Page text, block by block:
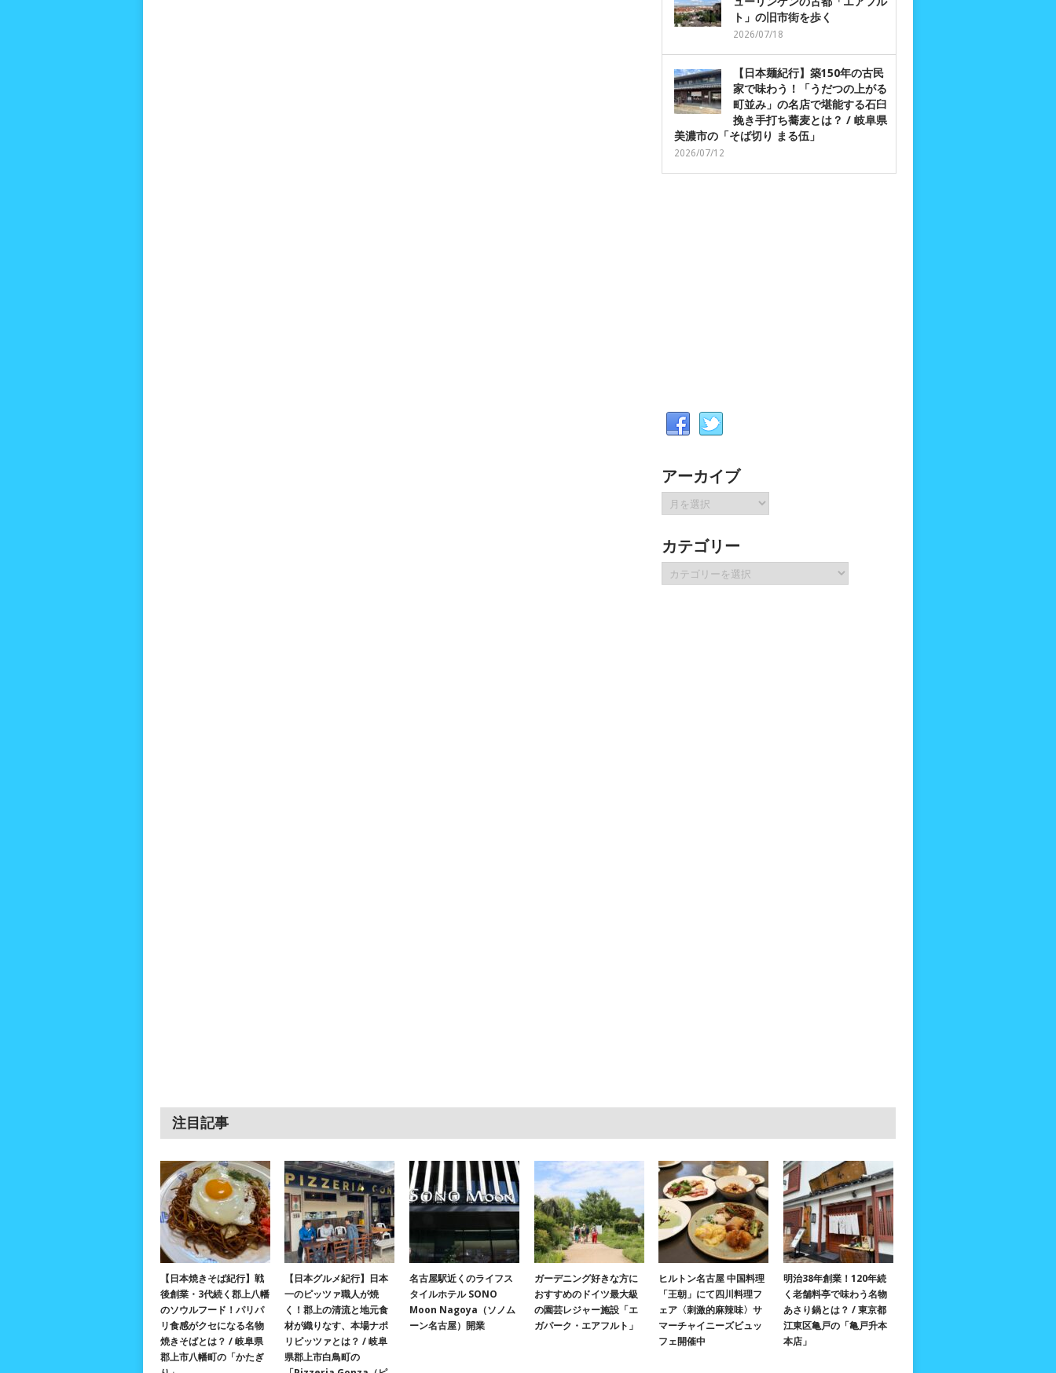
ト」の旧市街を歩く
2026/07/18
【日本麺紀行】築150年の古民
家で味わう！「うだつの上がる
町並み」の名店で堪能する石臼
挽き手打ち蕎麦とは？ / 岐阜県
美濃市の「そば切り まる伍」
2026/07/12
アーカイブ
ア
ー
イ
ブ
カテゴリー
テ
注目記事
【日本焼きそば紀行】戦
後創業・3代続く郡上八幡
のソウルフード！パリパ
リ食感がクセになる名物
焼きそばとは？ / 岐阜県
郡上市八幡町の「かたぎ
【日本グルメ紀行】日本
一のピッツァ職人が焼
く！郡上の清流と地元食
材が織りなす、本場ナポ
リピッツァとは？ / 岐阜
県郡上市白鳥町の
名古屋駅近くのライフス
タイルホテル SONO
Moon Nagoya（ソノム
ーン名古屋）開業
ガーデニング好きな方に
おすすめのドイツ最大級
の園芸レジャー施設「エ
ガパーク・エアフルト」
ヒルトン名古屋 中国料理
「王朝」にて四川料理フ
ェア〈刺激的麻辣味〉サ
マーチャイニーズビュッ
フェ開催中
明治38年創業！120年続
く老舗料亭で味わう名物
あさり鍋とは？ / 東京都
江東区亀戸の「亀戸升本
本店」